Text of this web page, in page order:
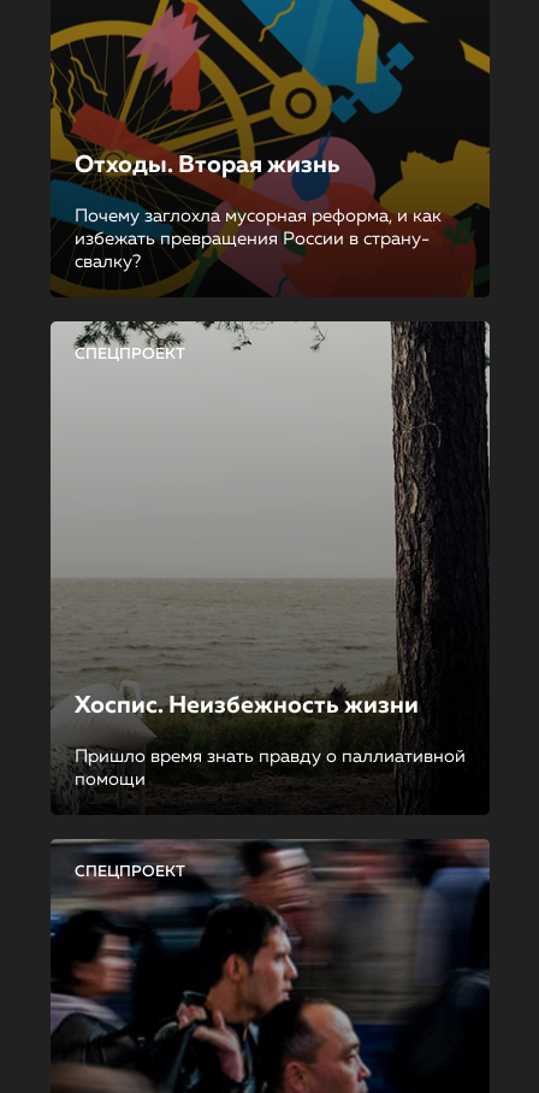
Отходы. Вторая жизнь
Почему заглохла мусорная реформа, и как
избежать превращения России в страну-
свалку?
СПЕЦПРОЕКТ
Хоспис. Неизбежность жизни
Пришло время знать правду о паллиативной
помощи
СПЕЦПРОЕКТ